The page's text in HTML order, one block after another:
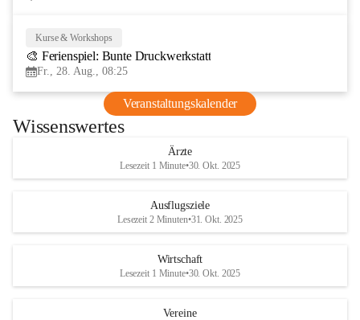
Kurse & Workshops
🎨 Ferienspiel: Bunte Druckwerkstatt
Fr., 28. Aug., 08:25
Veranstaltungskalender
Wissenswertes
Ärzte
Lesezeit 1 Minute•30. Okt. 2025
Ausflugsziele
Lesezeit 2 Minuten•31. Okt. 2025
Wirtschaft
Lesezeit 1 Minute•30. Okt. 2025
Vereine